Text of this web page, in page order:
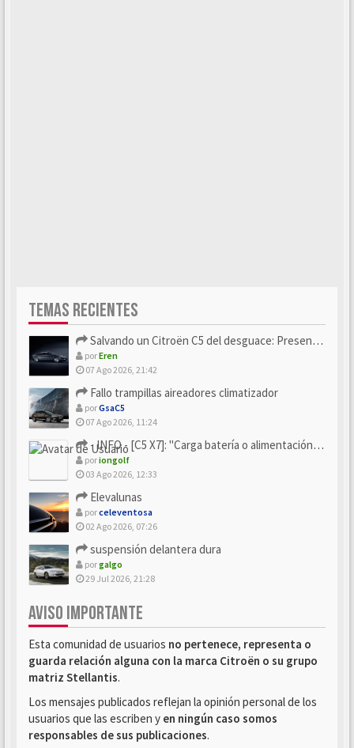
TEMAS RECIENTES
Salvando un Citroën C5 del desguace: Presentación y seguimiento
porEren
07 Ago 2026, 21:42
Fallo trampillas aireadores climatizador
porGsaC5
07 Ago 2026, 11:24
- INFO - [C5 X7]: "Carga batería o alimentación eléctri...
poriongolf
03 Ago 2026, 12:33
Elevalunas
porceleventosa
02 Ago 2026, 07:26
suspensión delantera dura
porgalgo
29 Jul 2026, 21:28
AVISO IMPORTANTE
Esta comunidad de usuarios no pertenece, representa o
guarda relación alguna con la marca Citroën o su grupo
matriz Stellantis.
Los mensajes publicados reflejan la opinión personal de los
usuarios que las escriben y en ningún caso somos
responsables de sus publicaciones.